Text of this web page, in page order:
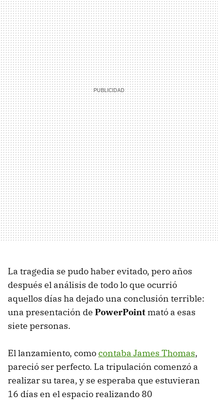
La tragedia se pudo haber evitado, pero años
después el análisis de todo lo que ocurrió
aquellos días ha dejado una conclusión terrible:
una presentación de PowerPoint mató a esas
siete personas.
El lanzamiento, comocontaba James Thomas,
pareció ser perfecto. La tripulación comenzó a
realizar su tarea, y se esperaba que estuvieran
16 días en el espacio realizando 80